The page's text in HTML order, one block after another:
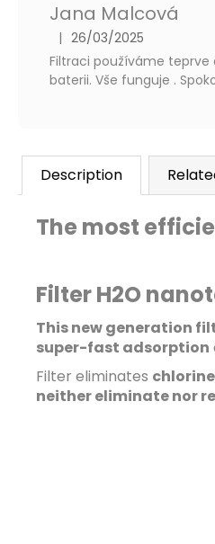
Jana Malcová
The product rating is 5
| 26/03/2025
Filtraci používáme
baterii. Vše funguje .
Description
The most
Filter H2O
This new generation
super-fast adsorption
Filter eliminates chlorine
neither eliminate nor